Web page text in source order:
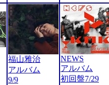
福山雅治
アルバム
9/9
NEWS
アルバム
初回盤7/29